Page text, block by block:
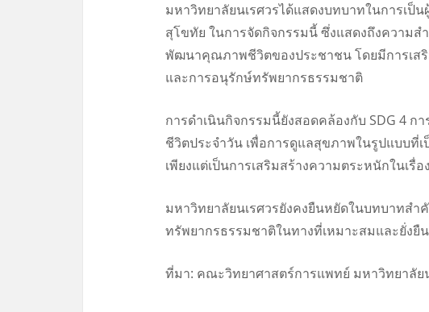
มหาวิทยาลัยนเรศวรได้แสดงบทบาทในการเป็
สุโขทัย ในการจัดกิจกรรมนี้ ซึ่งแสดงถึงความ
พัฒนาคุณภาพชีวิตของประชาชน โดยมีการเส
และการอนุรักษ์ทรัพยากรธรรมชาติ
การดำเนินกิจกรรมนี้ยังสอดคล้องกับ SDG 4
ชีวิตประจำวัน เพื่อการดูแลสุขภาพในรูปแบบที่
เพียงแต่เป็นการเสริมสร้างความตระหนักในเ
มหาวิทยาลัยนเรศวรยังคงยืนหยัดในบทบาทส
ทรัพยากรธรรมชาติในทางที่เหมาะสมและยั่งยื
ที่มา: คณะวิทยาศาสตร์การแพทย์ มหาวิทยาลัย